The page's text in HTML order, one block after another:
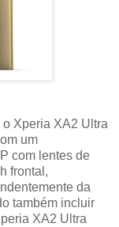
Xperia XA2 Ultra
um
com lentes de
frontal,
da
também incluir
XA2 Ultra